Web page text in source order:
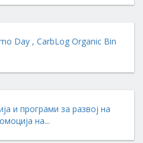
Day , CarbLog Organic Bin
и програми за развој на
на...